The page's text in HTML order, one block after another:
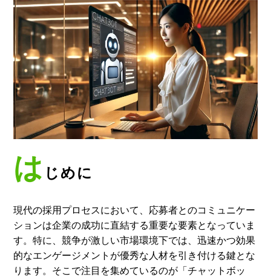
は じめに
現代の採用プロセスにおいて、応募者とのコミュニケー
ションは企業の成功に直結する重要な要素となっていま
す。特に、競争が激しい市場環境下では、迅速かつ効果
的なエンゲージメントが優秀な人材を引き付ける鍵とな
ります。そこで注目を集めているのが「チャットボッ